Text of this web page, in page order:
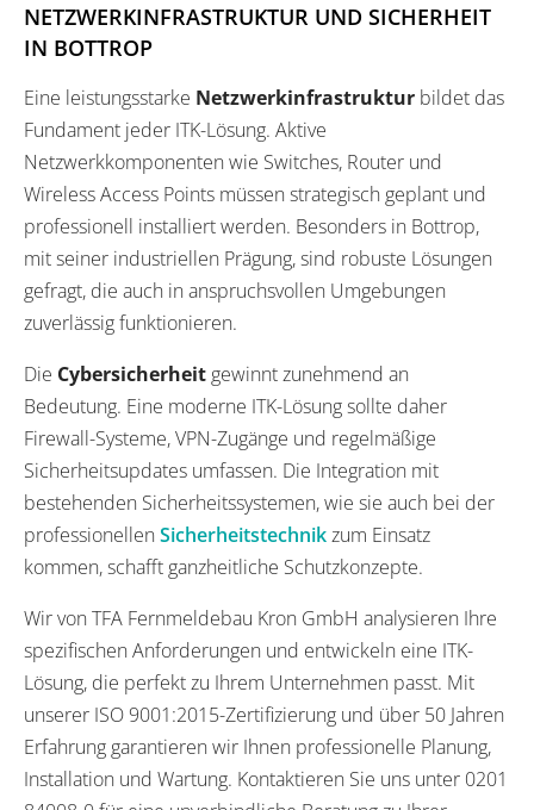
NETZWERKINFRASTRUKTUR UND SICHERHEIT
IN BOTTROP
Eine leistungsstarke Netzwerkinfrastruktur bildet das
Fundament jeder ITK-Lösung. Aktive
Netzwerkkomponenten wie Switches, Router und
Wireless Access Points müssen strategisch geplant und
professionell installiert werden. Besonders in Bottrop,
mit seiner industriellen Prägung, sind robuste Lösungen
gefragt, die auch in anspruchsvollen Umgebungen
zuverlässig funktionieren.
Die Cybersicherheit gewinnt zunehmend an
Bedeutung. Eine moderne ITK-Lösung sollte daher
Firewall-Systeme, VPN-Zugänge und regelmäßige
Sicherheitsupdates umfassen. Die Integration mit
bestehenden Sicherheitssystemen, wie sie auch bei der
professionellenSicherheitstechnikzum Einsatz
kommen, schafft ganzheitliche Schutzkonzepte.
Wir von TFA Fernmeldebau Kron GmbH analysieren Ihre
spezifischen Anforderungen und entwickeln eine ITK-
Lösung, die perfekt zu Ihrem Unternehmen passt. Mit
unserer ISO 9001:2015-Zertifizierung und über 50 Jahren
Erfahrung garantieren wir Ihnen professionelle Planung,
Installation und Wartung. Kontaktieren Sie uns unter 0201